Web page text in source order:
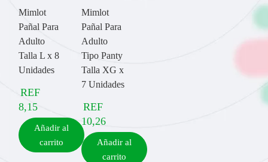
Mimlot
Pañal Para
Adulto
Talla L x 8
Unidades
REF
8,15
Añadir al
carrito
Mimlot
Pañal Para
Adulto
Tipo Panty
Talla XG x
7 Unidades
REF
10,26
Añadir al
carrito